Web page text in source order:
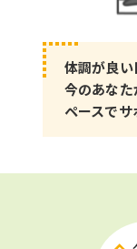
体調が良
今のあなた
ペースでサ